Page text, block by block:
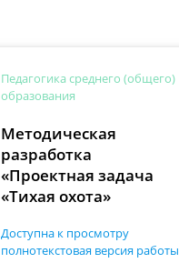
Педагогика среднего (общего)
образования
Методическая
разработка
«Проектная задача
«Тихая охота»
Доступна к просмотру
полнотекстовая версия работы